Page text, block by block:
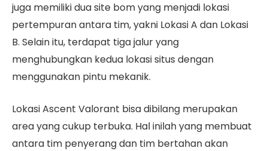
juga memiliki dua site bom yang menjadi lokasi
pertempuran antara tim, yakni Lokasi A dan Lokasi
B. Selain itu, terdapat tiga jalur yang
menghubungkan kedua lokasi situs dengan
menggunakan pintu mekanik.
Lokasi Ascent Valorant bisa dibilang merupakan
area yang cukup terbuka. Hal inilah yang membuat
antara tim penyerang dan tim bertahan akan